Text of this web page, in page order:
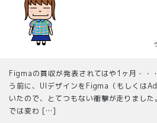
Figmaの買収が発表されてはや1ヶ月・・
う前に、UIデザインをFigma（もしくは
いたので、とてつもない衝撃が走りまし
では変わ […]